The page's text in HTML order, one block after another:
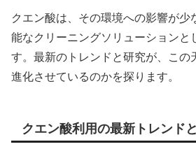
クエン酸は、その環境への影響が少
能なクリーニングソリューションと
す。最新のトレンドと研究が、この
進化させているのかを探ります。
クエン酸利用の最新トレンド